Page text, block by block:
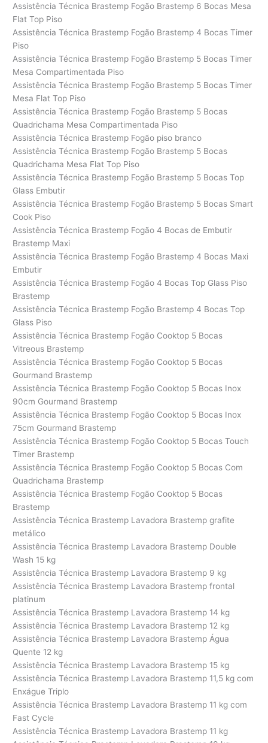
Assistência Técnica Brastemp Fogão Brastemp 6 Bocas Mesa
Flat Top Piso
Assistência Técnica Brastemp Fogão Brastemp 4 Bocas Timer
Piso
Assistência Técnica Brastemp Fogão Brastemp 5 Bocas Timer
Mesa Compartimentada Piso
Assistência Técnica Brastemp Fogão Brastemp 5 Bocas Timer
Mesa Flat Top Piso
Assistência Técnica Brastemp Fogão Brastemp 5 Bocas
Quadrichama Mesa Compartimentada Piso
Assistência Técnica Brastemp Fogão piso branco
Assistência Técnica Brastemp Fogão Brastemp 5 Bocas
Quadrichama Mesa Flat Top Piso
Assistência Técnica Brastemp Fogão Brastemp 5 Bocas Top
Glass Embutir
Assistência Técnica Brastemp Fogão Brastemp 5 Bocas Smart
Cook Piso
Assistência Técnica Brastemp Fogão 4 Bocas de Embutir
Brastemp Maxi
Assistência Técnica Brastemp Fogão Brastemp 4 Bocas Maxi
Embutir
Assistência Técnica Brastemp Fogão 4 Bocas Top Glass Piso
Brastemp
Assistência Técnica Brastemp Fogão Brastemp 4 Bocas Top
Glass Piso
Assistência Técnica Brastemp Fogão Cooktop 5 Bocas
Vitreous Brastemp
Assistência Técnica Brastemp Fogão Cooktop 5 Bocas
Gourmand Brastemp
Assistência Técnica Brastemp Fogão Cooktop 5 Bocas Inox
90cm Gourmand Brastemp
Assistência Técnica Brastemp Fogão Cooktop 5 Bocas Inox
75cm Gourmand Brastemp
Assistência Técnica Brastemp Fogão Cooktop 5 Bocas Touch
Timer Brastemp
Assistência Técnica Brastemp Fogão Cooktop 5 Bocas Com
Quadrichama Brastemp
Assistência Técnica Brastemp Fogão Cooktop 5 Bocas
Brastemp
Assistência Técnica Brastemp Lavadora Brastemp grafite
metálico
Assistência Técnica Brastemp Lavadora Brastemp Double
Wash 15 kg
Assistência Técnica Brastemp Lavadora Brastemp 9 kg
Assistência Técnica Brastemp Lavadora Brastemp frontal
platinum
Assistência Técnica Brastemp Lavadora Brastemp 14 kg
Assistência Técnica Brastemp Lavadora Brastemp 12 kg
Assistência Técnica Brastemp Lavadora Brastemp Água
Quente 12 kg
Assistência Técnica Brastemp Lavadora Brastemp 15 kg
Assistência Técnica Brastemp Lavadora Brastemp 11,5 kg com
Enxágue Triplo
Assistência Técnica Brastemp Lavadora Brastemp 11 kg com
Fast Cycle
Assistência Técnica Brastemp Lavadora Brastemp 11 kg